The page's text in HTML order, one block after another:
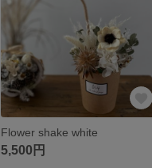
Flower shake white
5,500円